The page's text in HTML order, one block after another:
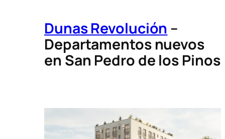
Dunas Revolución –
Departamentos nuevos
en San Pedro de los Pinos